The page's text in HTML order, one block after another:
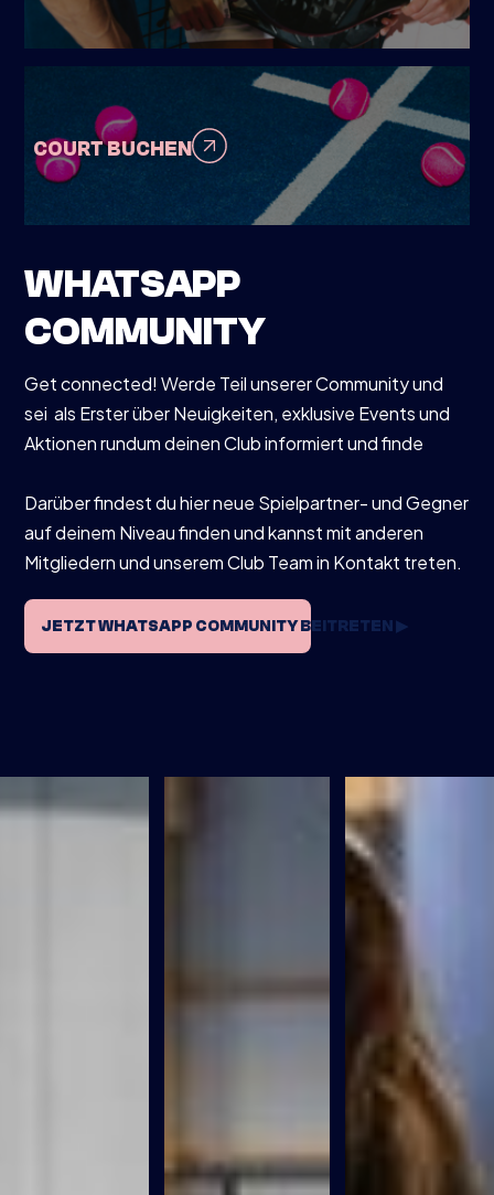
COURT BUCHEN
WHATSAPP
COMMUNITY
Get connected! Werde Teil unserer Community und
sei als Erster über Neuigkeiten, exklusive Events und
Aktionen rundum deinen Club informiert und finde
Darüber findest du hier neue Spielpartner- und Gegner
auf deinem Niveau finden und kannst mit anderen
Mitgliedern und unserem Club Team in Kontakt treten.
JETZT WHATSAPP COMMUNITY BEITRETEN ▶